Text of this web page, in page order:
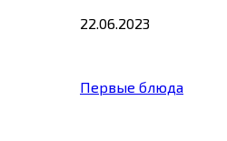
22.06.2023
Первые блюда